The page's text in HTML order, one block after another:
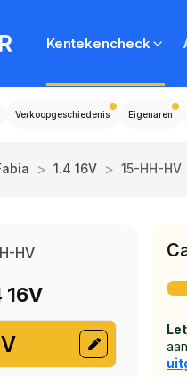
Kentekencheck
Verkoopgeschiedenis Eigenaren
> 1.4 16V > 15-HH-HV
HV
16V